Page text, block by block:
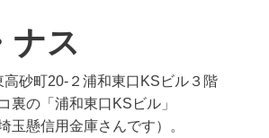
ナス
砂町20‐２浦和東口KSビル３階
裏の「浦和東口KSビル」
玉懸信用金庫さんです）。